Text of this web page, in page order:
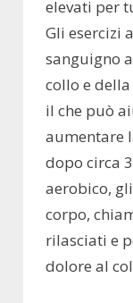
elevati per
Gli esercizi
sanguigno
collo e
il che può
aumentare
dopo circa
aerobico,
corpo,
rilasciati e
dolore al